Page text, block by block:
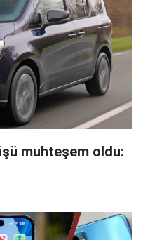
muhteşem oldu: